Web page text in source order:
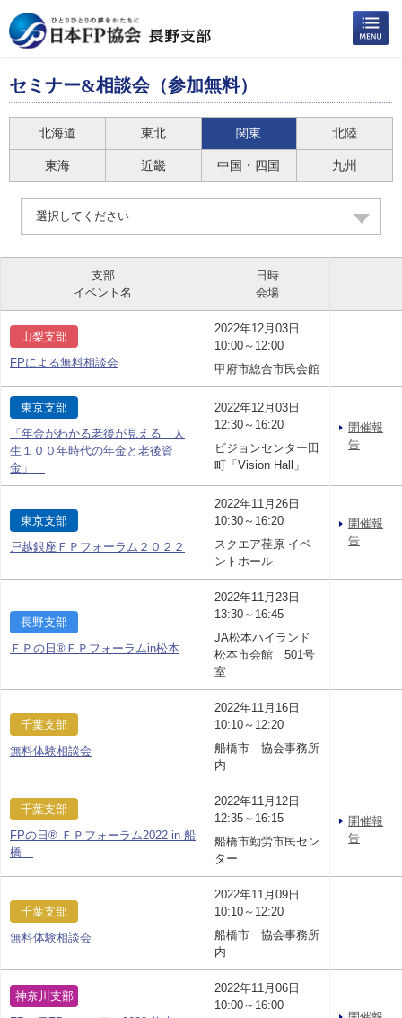
セミナー&相談会（参加無料）
北海道 東北 関東 北陸
東海 近畿 中国・四国 九州
選択してください
支部
イベント名
日時
会場
山梨支部
FPによる無料相談会
2022年12月03日
10:00～12:00
甲府市総合市民会館
東京支部
「年金がわかる老後が見える 人
生１００年時代の年金と老後資
金」
2022年12月03日
12:30～16:20
ビジョンセンター田
町「Vision Hall」
開催報
告
東京支部
戸越銀座ＦＰフォーラム２０２２
2022年11月26日
10:30～16:20
スクエア荏原 イベ
ントホール
開催報
告
長野支部
ＦＰの日®ＦＰフォーラムin松本
2022年11月23日
13:30～16:45
JA松本ハイランド
松本市会館 501号
室
千葉支部
無料体験相談会
2022年11月16日
10:10～12:20
船橋市 協会事務所
内
千葉支部
FPの日® ＦＰフォーラム2022 in 船
橋
2022年11月12日
12:35～16:15
船橋市勤労市民セン
ター
開催報
告
千葉支部
無料体験相談会
2022年11月09日
10:10～12:20
船橋市 協会事務所
内
神奈川支部
2022年11月06日
10:00～16:00